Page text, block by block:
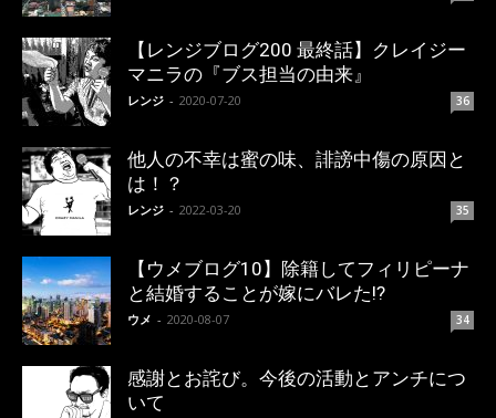
【レンジブログ200 最終話】クレイジー
マニラの『ブス担当の由来』
レンジ - 2020-07-20 36
他人の不幸は蜜の味、誹謗中傷の原因と
は！？
レンジ - 2022-03-20 35
【ウメブログ10】除籍してフィリピーナ
と結婚することが嫁にバレた!?
ウメ - 2020-08-07 34
感謝とお詫び。今後の活動とアンチにつ
いて